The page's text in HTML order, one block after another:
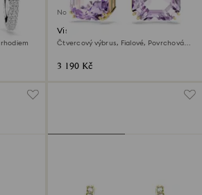
Novinka
Visací náušnice Millenia
Čtvercový výbrus, Fialové, Povrchová
3 190 Kč